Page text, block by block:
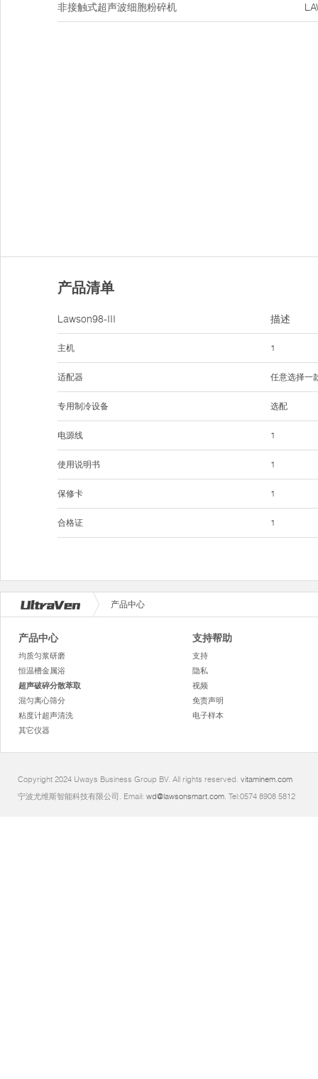
非接触式超声波细胞粉碎机
产品清单
Lawson98-III
主机
适配器
专用制冷设备
电源线
使用说明书
保修卡
合格证
描述
1
任意选择一
选配
1
1
1
1
产品中心
产品中心
均质匀浆研磨
恒温槽金属浴
超声破碎分散萃取
混匀离心筛分
粘度计超声清洗
其它仪器
支持帮助
支持
隐私
视频
免责声明
电子样本
Copyright 2024 Uways Business Group BV. All rights reserved. vitaminem.com
宁波尤维斯智能科技有限公司. Email: wd@lawsonsmart.com. Tel:0574 8908 5812